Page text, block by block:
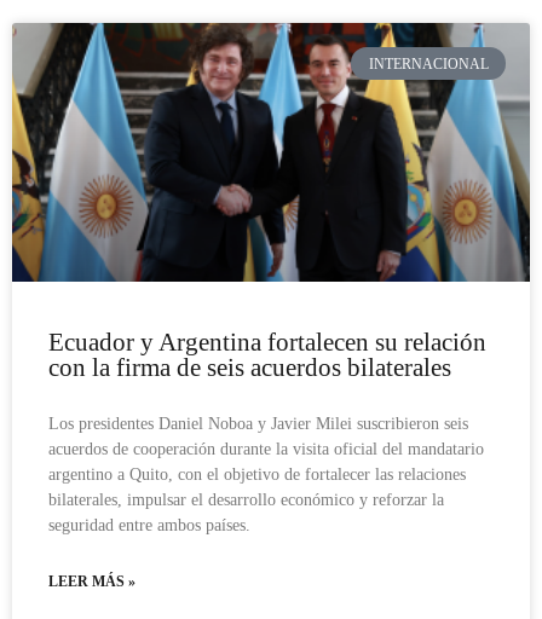
INTERNACIONAL
Ecuador y Argentina fortalecen su relación
con la firma de seis acuerdos bilaterales
Los presidentes Daniel Noboa y Javier Milei suscribieron seis
acuerdos de cooperación durante la visita oficial del mandatario
argentino a Quito, con el objetivo de fortalecer las relaciones
bilaterales, impulsar el desarrollo económico y reforzar la
seguridad entre ambos países.
LEER MÁS »